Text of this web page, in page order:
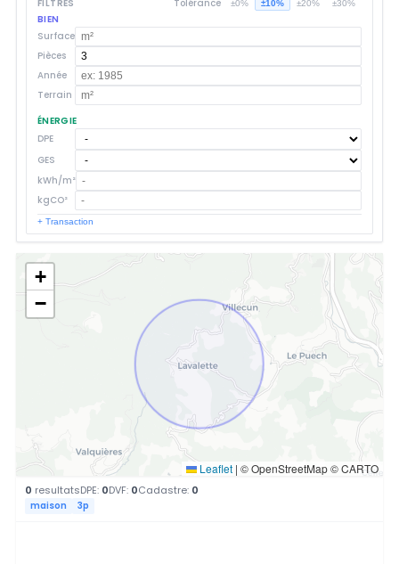
FILTRES Tolérance ±0% ±10% ±20% ±30%
BIEN
Surface
Pièces
Année
Terrain
ÉNERGIE
DPE
GES
kWh/m²
kgCO²
+ Transaction
0 resultatsDPE: 0DVF: 0Cadastre: 0
maison 3p
+
−
Leaflet | © OpenStreetMap © CARTO